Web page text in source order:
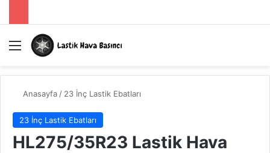
Menü
Anasayfa / 23 İnç Lastik Ebatları
23 İnç Lastik Ebatları
HL275/35R23 Lastik Hava